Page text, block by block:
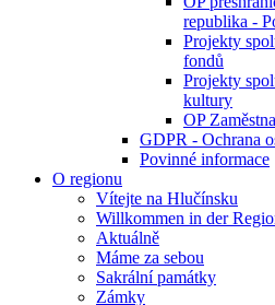
republika -
Projekty
fondů
Projekty
kultury
OP
GDPR - Ochrana
Povinné informace
O regionu
Vítejte na Hlučínsku
Willkommen in der
Aktuálně
Máme za sebou
Sakrální památky
Zámky